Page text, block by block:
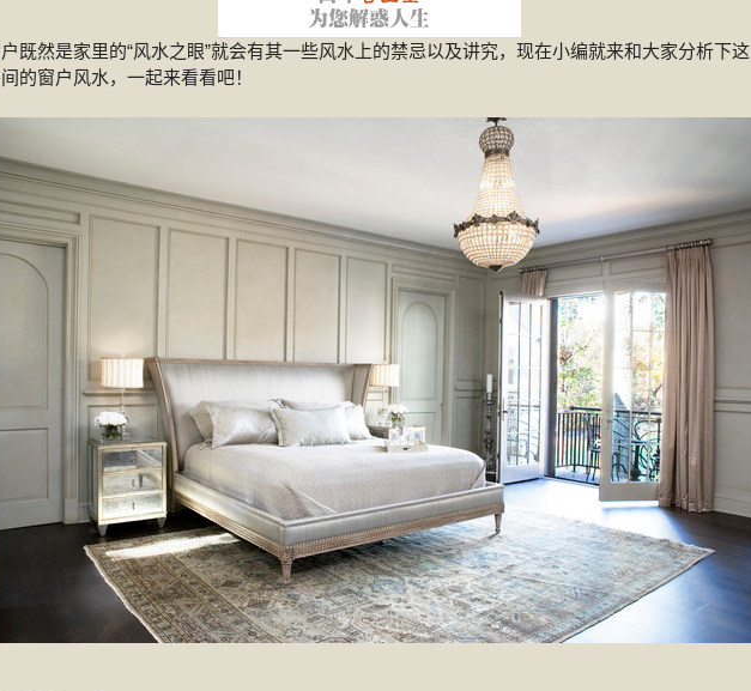
既然是家里的“风水之眼”就会有其一些风水上的禁忌以及讲究，现在小编就来和大家分析下这
的窗户风水，一起来看看吧！